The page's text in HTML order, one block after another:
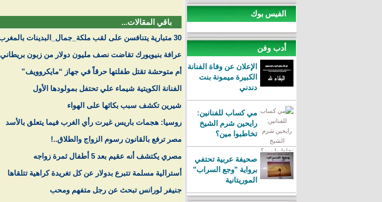
الفيس بوك
أدب وفن
الإعلان عن وفاة الفنانة
الكبيرة ميمونة بنت
دندني
مي كساب للفنانين:
رايحين شرم الشيخ
تخاطبوا مين؟
صحيفة عربية تحتفي
برواية "وجع السراب"
الموريتانية
باقي المقالات...
30 متبارية يتنافسن على لقب ملكة_جمال_البدينات بالمغرب
عرافة بنيويورك تقاضت نصف مليون دولار من زبون بريطاني
أم متوحشة تقتل طفلتها حرقاً في جهاز “مايكروويف”
الفنانة الكويتية شيماء علي تحتفل بمولودها الأول
شيرين تكشف سبب بكائها على الهواء
روسيا: هجمات باريس غيرت رأي الغرب فيما يتعلق بالأسد
مصر ترفع بالقانون رسوم الزواج والطلاق..!
مصري يكتشف أنه عقيم بعد 5 أطفال ثمرة زواجه
أسترالية مسلمة تتبرع بدولار عن كل تغريدة كراهية تتلقاها
جنيفر لورانس تبحث عن رجل متفهم ومحب